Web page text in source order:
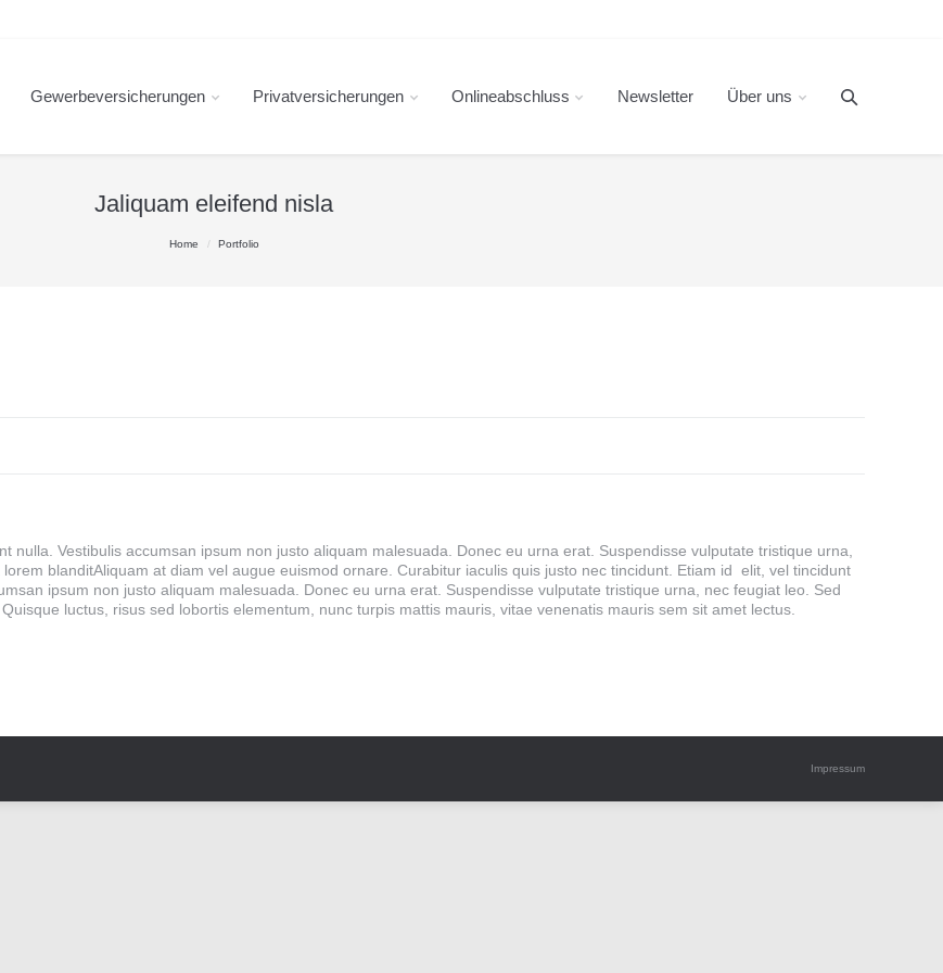
Gewerbeversicherungen Privatversicherungen Onlineabschluss Newsletter Über uns
Jaliquam eleifend nisla
Home Portfolio
nulla. Vestibulis accumsan ipsum non justo aliquam malesuada. Donec eu urna erat. Suspendisse vulputate tristique urna,
blanditAliquam at diam vel augue euismod ornare. Curabitur iaculis quis justo nec tincidunt. Etiam id elit, vel tincidunt
ipsum non justo aliquam malesuada. Donec eu urna erat. Suspendisse vulputate tristique urna, nec feugiat leo. Sed
luctus, risus sed lobortis elementum, nunc turpis mattis mauris, vitae venenatis mauris sem sit amet lectus.
Impressum